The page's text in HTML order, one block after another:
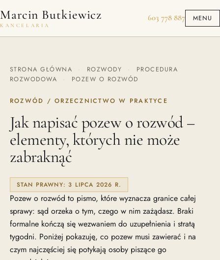
Marcin Butkiewicz
KANCELARIA
603 778 887 MENU
STRONA GŁÓWNA ROZWODY
PROCEDURA
ROZWODOWA
POZEW O ROZWÓD
ROZWÓD / ORZECZNICTWO W PRAKTYCE
Jak napisać pozew o rozwód –
elementy, których nie może
zabraknąć
STAN PRAWNY: 3 LIPCA 2026 R.
Pozew o rozwód to pismo, które wyznacza granice całej
sprawy: sąd orzeka o tym, czego w nim zażądasz. Braki
formalne kończą się wezwaniem do uzupełnienia i stratą
tygodni. Poniżej pokazuję, co pozew musi zawierać i na
czym najczęściej się potykają osoby piszące go